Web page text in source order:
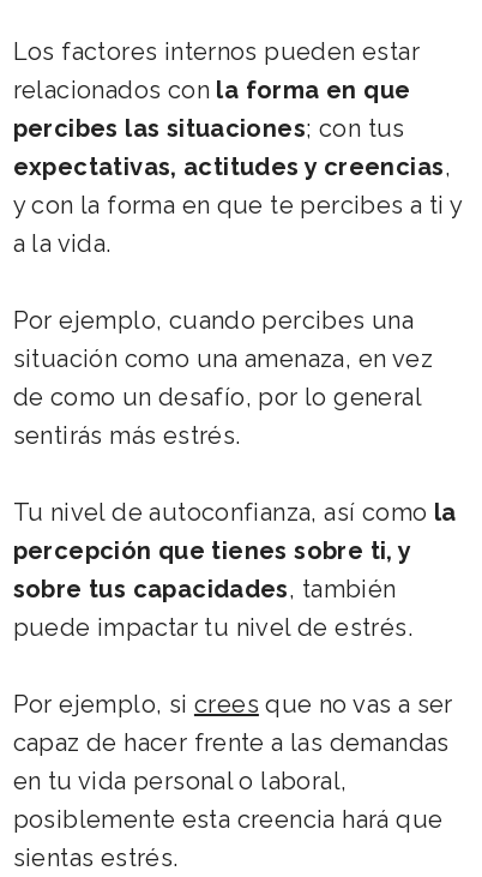
Los factores internos pueden estar
relacionados con la forma en que
percibes las situaciones; con tus
expectativas, actitudes y creencias,
y con la forma en que te percibes a ti y
a la vida.
Por ejemplo, cuando percibes una
situación como una amenaza, en vez
de como un desafío, por lo general
sentirás más estrés.
Tu nivel de autoconfianza, así como la
percepción que tienes sobre ti, y
sobre tus capacidades, también
puede impactar tu nivel de estrés.
Por ejemplo, si crees que no vas a ser
capaz de hacer frente a las demandas
en tu vida personal o laboral,
posiblemente esta creencia hará que
sientas estrés.